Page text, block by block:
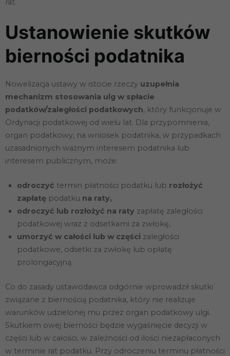
rat.
Ustanowienie skutków
bierności podatnika
Nowelizacja ustawy w istocie rzeczy uzupełnia
mechanizm stosowania ulg w spłacie
podatków/zaległości podatkowych, który funkcjonuje w
Ordynacji podatkowej od wielu lat. Dla przypomnienia,
organ podatkowy, na wniosek podatnika, w przypadkach
uzasadnionych ważnym interesem podatnika lub
interesem publicznym, może:
odroczyć termin płatności podatku lub rozłożyć
zapłatę podatku na raty,
odroczyć lub rozłożyć na raty zapłatę zaległości
podatkowej wraz z odsetkami za zwłokę,
umorzyć w całości lub w części zaległości
podatkowe, odsetki za zwłokę lub opłatę
prolongacyjną.
Co do zasady ustawodawca odgórnie wprowadził skutki
związane z biernością podatnika, który nie realizuje
warunków udzielonej mu przez organ podatkowy ulgi.
Skutkiem owej bierności będzie wygaśnięcie decyzji w
części lub w całości, w zależności od ilości niezapłaconych
w terminie rat podatku. Przy odroczeniu terminu płatności